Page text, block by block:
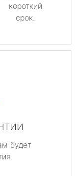
короткий
срок.
будет